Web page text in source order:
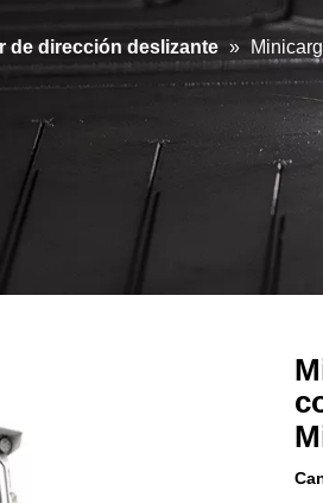
de dirección deslizante »